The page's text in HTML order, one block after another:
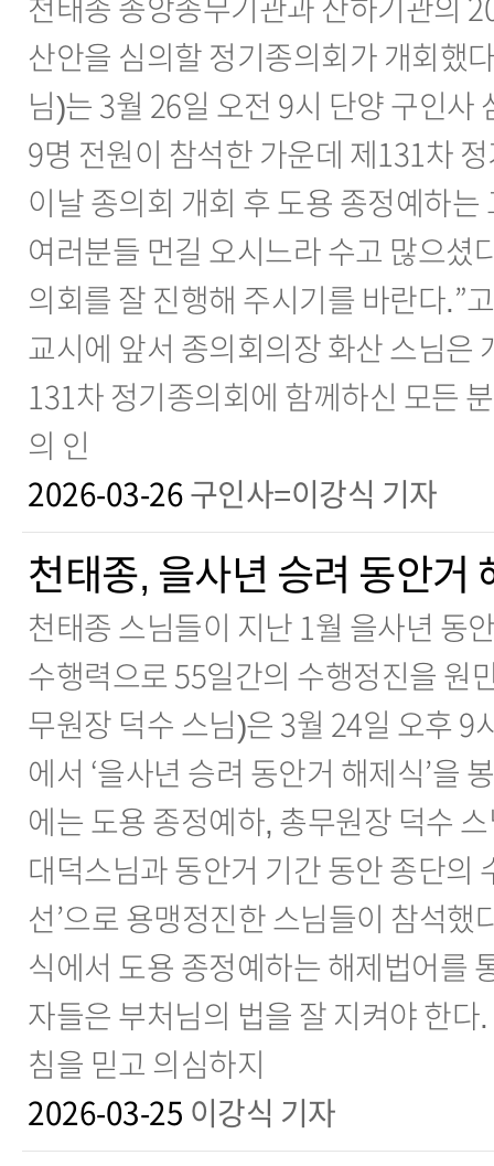
천태종 종앙종무기관과 산하기관의
산안을 심의할 정기종의회가 개회했
님)는 3월 26일 오전 9시 단양 구인사
9명 전원이 참석한 가운데 제131차
이날 종의회 개회 후 도용 종정예하는
여러분들 먼길 오시느라 수고 많으셨
의회를 잘 진행해 주시기를 바란다.”
교시에 앞서 종의회의장 화산 스님은
131차 정기종의회에 함께하신 모든
의 인
2026-03-26 구인사=이강식 기자
천태종, 을사년 승려 동안거
천태종 스님들이 지난 1월 을사년 동
수행력으로 55일간의 수행정진을 원
무원장 덕수 스님)은 3월 24일 오후 9
에서 ‘을사년 승려 동안거 해제식’을
에는 도용 종정예하, 총무원장 덕수
대덕스님과 동안거 기간 동안 종단의
선’으로 용맹정진한 스님들이 참석했
식에서 도용 종정예하는 해제법어를
자들은 부처님의 법을 잘 지켜야 한다
침을 믿고 의심하지
2026-03-25 이강식 기자